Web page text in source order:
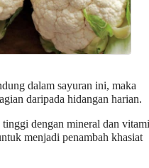
dalam sayuran ini, maka
daripada hidangan harian.
dengan mineral dan
menjadi penambah khasiat